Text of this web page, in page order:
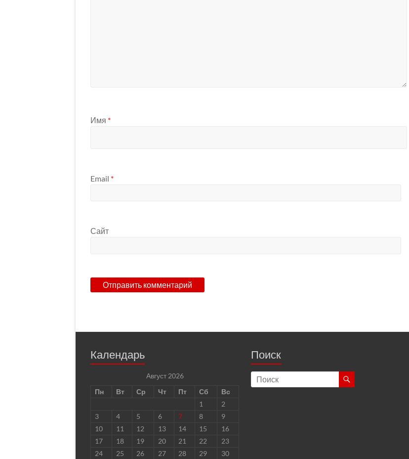
Имя *
Email *
Сайт
Календарь
Август 2026
Пн
Вт Ср Чт Пт Сб
Вс
1
2
3
4 5 6 7 8
9
10
11 12 13 14 15
16
17
18 19 20 21 22
23
24
25 26 27 28 29 30
Поиск